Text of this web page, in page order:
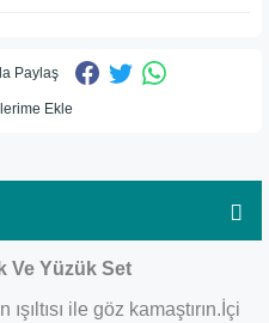
Paylaş
Ve Yüzük Set
ışıltısı ile göz kamaştırın.İçi